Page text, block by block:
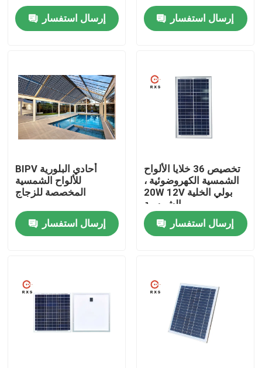
منزل
إتصال
المنتجات
وحدة الطاقة الشمسية الكهروضوئية
الألواح الشمسية عالية الطاقة
وحدة أحادية البللورات
لوحة طاقة شمسية قياسية
إرسال استفسار
إرسال استفسار
BIPV أحادي البلورية
للألواح الشمسية
المخصصة للزجاج
إرسال استفسار
تخصيص 36 خلايا الألواح
الشمسية الكهروضوئية ،
20W 12V بولي الخلية
الشمسية
إرسال استفسار